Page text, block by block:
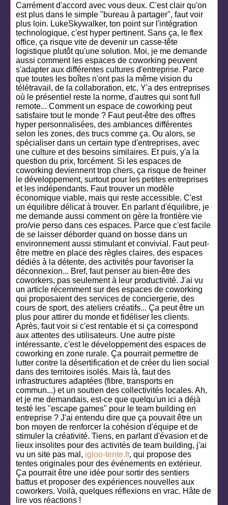
Carrément d'accord avec vous deux. C'est clair qu'on
est plus dans le simple "bureau à partager", faut voir
plus loin. LukeSkywalker, ton point sur l'intégration
technologique, c'est hyper pertinent. Sans ça, le flex
office, ça risque vite de devenir un casse-tête
logistique plutôt qu'une solution. Moi, je me demande
aussi comment les espaces de coworking peuvent
s'adapter aux différentes cultures d'entreprise. Parce
que toutes les boîtes n'ont pas la même vision du
télétravail, de la collaboration, etc. Y'a des entreprises
où le présentiel reste la norme, d'autres qui sont full
remote... Comment un espace de coworking peut
satisfaire tout le monde ? Faut peut-être des offres
hyper personnalisées, des ambiances différentes
selon les zones, des trucs comme ça. Ou alors, se
spécialiser dans un certain type d'entreprises, avec
une culture et des besoins similaires. Et puis, y'a la
question du prix, forcément. Si les espaces de
coworking deviennent trop chers, ça risque de freiner
le développement, surtout pour les petites entreprises
et les indépendants. Faut trouver un modèle
économique viable, mais qui reste accessible. C'est
un équilibre délicat à trouver. En parlant d'équilibre, je
me demande aussi comment on gère la frontière vie
pro/vie perso dans ces espaces. Parce que c'est facile
de se laisser déborder quand on bosse dans un
environnement aussi stimulant et convivial. Faut peut-
être mettre en place des règles claires, des espaces
dédiés à la détente, des activités pour favoriser la
déconnexion... Bref, faut penser au bien-être des
coworkers, pas seulement à leur productivité. J'ai vu
un article récemment sur des espaces de coworking
qui proposaient des services de conciergerie, des
cours de sport, des ateliers créatifs... Ça peut être un
plus pour attirer du monde et fidéliser les clients.
Après, faut voir si c'est rentable et si ça correspond
aux attentes des utilisateurs. Une autre piste
intéressante, c'est le développement des espaces de
coworking en zone rurale. Ça pourrait permettre de
lutter contre la désertification et de créer du lien social
dans des territoires isolés. Mais là, faut des
infrastructures adaptées (fibre, transports en
commun...) et un soutien des collectivités locales. Ah,
et je me demandais, est-ce que quelqu'un ici a déjà
testé les "escape games" pour le team building en
entreprise ? J'ai entendu dire que ça pouvait être un
bon moyen de renforcer la cohésion d'équipe et de
stimuler la créativité. Tiens, en parlant d'évasion et de
lieux insolites pour des activités de team building, j'ai
vu un site pas mal, igloo-tente.fr, qui propose des
tentes originales pour des événements en extérieur.
Ça pourrait être une idée pour sortir des sentiers
battus et proposer des expériences nouvelles aux
coworkers. Voilà, quelques réflexions en vrac. Hâte de
lire vos réactions !